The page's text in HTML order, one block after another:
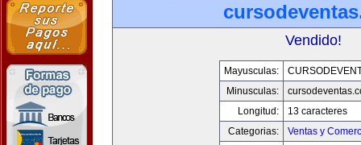
Vendido!
Mayusculas:
Minusculas:
Longitud:
13 caracteres
Categorias:
Ventas y